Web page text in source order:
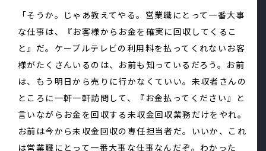
「そうか。じゃあ教えてやる。営業職にとって一番大事
な仕事は、『お客様からお金を確実に回収してくるこ
と』だ。ケーブルテレビの利用料を払ってくれないお客
様がたくさんいるのは、お前も知っているだろう。お前
は、もう明日から売りに行かなくていい。未収者さんの
ところに一軒一軒訪問して、『お金払ってください』と
言いながらお金を回収する未収金回収業務だけをやれ。
お前は今から未収金回収の専任担当者だ。いいか、これ
は営業職にとって一番大事な仕事なんだぞ。わかった